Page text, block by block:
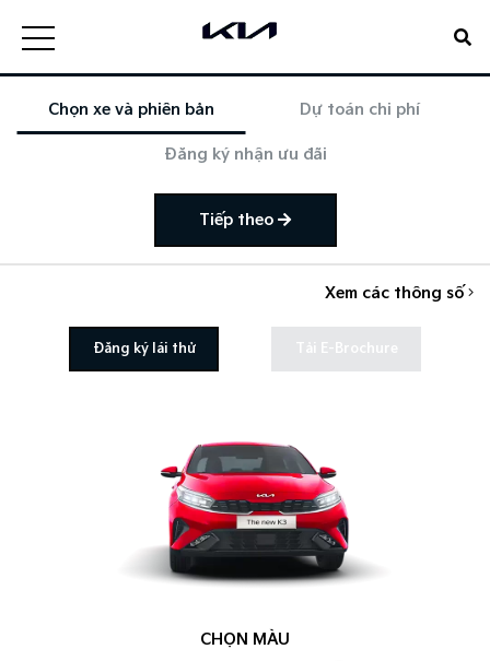
Chọn xe và phiên bản Dự toán chi phí
Đăng ký nhận ưu đãi
Tiếp theo
Xem các thông số
Đăng ký lái thử Tải E-Brochure
CHỌN MÀU